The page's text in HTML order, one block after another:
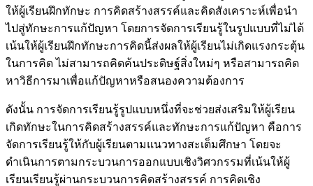
ให้ผู้เรียนฝึกทักษะ การคิดสร้างสรรค์และคิดสังเคราะห์เพื่อนำ
ไปสู่ทักษะการแก้ปัญหา โดยการจัดการเรียนรู้ในรูปแบบที่ไม่ได้
เน้นให้ผู้เรียนฝึกทักษะการคิดนี้ส่งผลให้ผู้เรียนไม่เกิดแรงกระตุ้น
ในการคิด ไม่สามารถคิดค้นประดิษฐ์สิ่งใหม่ๆ หรือสามารถคิด
หาวิธีการมาเพื่อแก้ปัญหาหรือสนองความต้องการ
ดังนั้น การจัดการเรียนรู้รูปแบบหนึ่งที่จะช่วยส่งเสริมให้ผู้เรียน
เกิดทักษะในการคิดสร้างสรรค์และทักษะการแก้ปัญหา คือการ
จัดการเรียนรู้ให้กับผู้เรียนตามแนวทางสะเต็มศึกษา โดยจะ
ดำเนินการตามกระบวนการออกแบบเชิงวิศวกรรมที่เน้นให้ผู้
เรียนเรียนรู้ผ่านกระบวนการคิดสร้างสรรค์ การคิดเชิง